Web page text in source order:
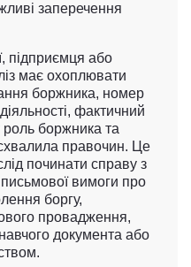
заперечення
підприємця або
має охоплювати
боржника, номер
фактичний
роль боржника та
правочин. Це
починати справу з
вимоги про
боргу,
провадження,
документа або